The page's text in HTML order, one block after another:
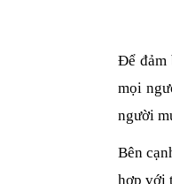
Để đảm
mọi
người
Bên
hợp với